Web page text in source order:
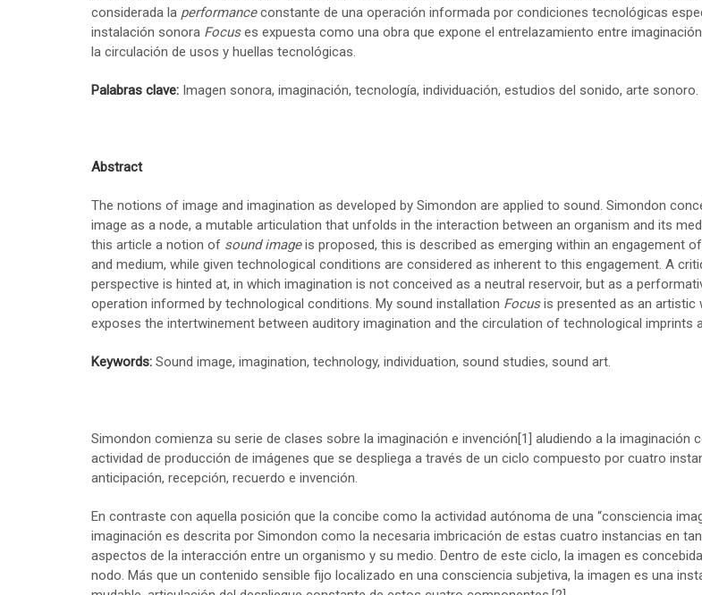
considerada la performanceconstante de una operación informada por condiciones tecnológicas
instalación sonora Focuses expuesta como una obra que expone el entrelazamiento entre
la circulación de usos y huellas tecnológicas.
Palabras clave: Imagen sonora, imaginación, tecnología, individuación, estudios del sonido, arte sonoro.
Abstract
The notions of image and imagination as developed by Simondon are applied to sound. Simondon
image as a node, a mutable articulation that unfolds in the interaction between an organism and its
this article a notion of sound imageis proposed, this is described as emerging within an engagement
and medium, while given technological conditions are considered as inherent to this engagement. A
perspective is hinted at, in which imagination is not conceived as a neutral reservoir, but as a
operation informed by technological conditions. My sound installation Focusis presented as an artistic
exposes the intertwinement between auditory imagination and the circulation of technological imprints
Keywords: Sound image, imagination, technology, individuation, sound studies, sound art.
Simondon comienza su serie de clases sobre la imaginación e invención[1] aludiendo a la imaginación
actividad de producción de imágenes que se despliega a través de un ciclo compuesto por cuatro
anticipación, recepción, recuerdo e invención.
En contraste con aquella posición que la concibe como la actividad autónoma de una “consciencia
imaginación es descrita por Simondon como la necesaria imbricación de estas cuatro instancias en
aspectos de la interacción entre un organismo y su medio. Dentro de este ciclo, la imagen es
nodo. Más que un contenido sensible fijo localizado en una consciencia subjetiva, la imagen es una